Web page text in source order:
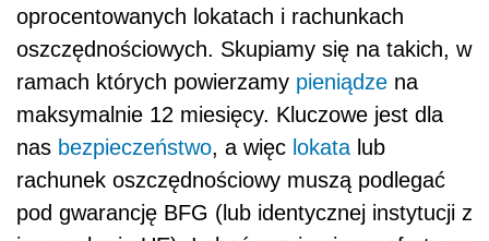
oprocentowanych lokatach i rachunkach
oszczędnościowych. Skupiamy się na takich, w
ramach których powierzamy pieniądze na
maksymalnie 12 miesięcy. Kluczowe jest dla
nas bezpieczeństwo, a więc lokata lub
rachunek oszczędnościowy muszą podlegać
pod gwarancję BFG (lub identycznej instytucji z